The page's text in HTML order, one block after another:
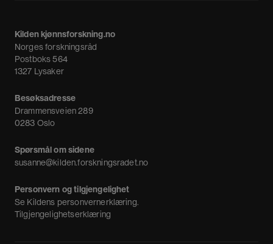
Nyheter
Nyhetsbrev
Kilden kjønnsforskning.no
Norges forskningsråd
Postboks 564
1327 Lysaker
Besøksadresse
Drammensveien 289
0283 Oslo
Spørsmål om sidene
susanne@kilden.forskningsradet.no
Personvern og tilgjengelighet
Se Kildens personvernerklæring.
Tilgjengelighetserklæring